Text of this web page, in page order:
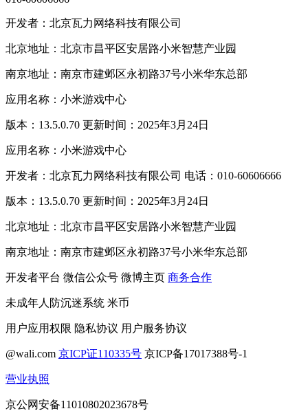
开发者：北京瓦力网络科技有限公司
北京地址：北京市昌平区安居路小米智慧产业园
南京地址：南京市建邺区永初路37号小米华东总部
应用名称：小米游戏中心
版本：13.5.0.70 更新时间：2025年3月24日
应用名称：小米游戏中心
开发者：北京瓦力网络科技有限公司 电话：010-60606666
版本：13.5.0.70 更新时间：2025年3月24日
北京地址：北京市昌平区安居路小米智慧产业园
南京地址：南京市建邺区永初路37号小米华东总部
开发者平台 微信公众号 微博主页 商务合作
未成年人防沉迷系统 米币
用户应用权限 隐私协议 用户服务协议
@wali.com 京ICP证110335号 京ICP备17017388号-1
营业执照
京公网安备11010802023678号